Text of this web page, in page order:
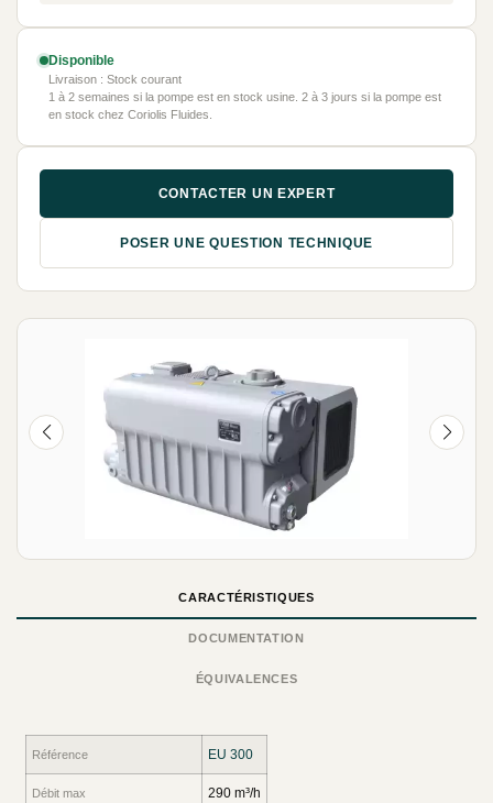
CARACTÉRISTIQUES
DOCUMENTATION
ÉQUIVALENCES
Référence EU 300
Débit max 290 m³/h
Disponible
Livraison : Stock courant
1 à 2 semaines si la pompe est en stock usine. 2 à 3 jours si la pompe est
en stock chez Coriolis Fluides.
CONTACTER UN EXPERT
POSER UNE QUESTION TECHNIQUE